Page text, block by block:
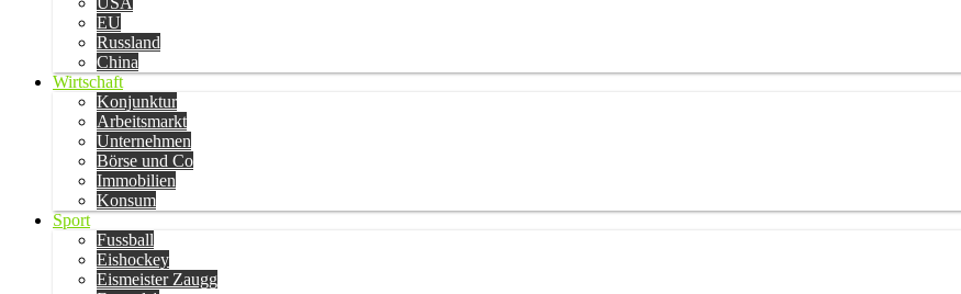
EU
Russland
China
Wirtschaft
Konjunktur
Arbeitsmarkt
Unternehmen
Börse und Co
Immobilien
Konsum
Sport
Fussball
Eishockey
Eismeister Zaugg